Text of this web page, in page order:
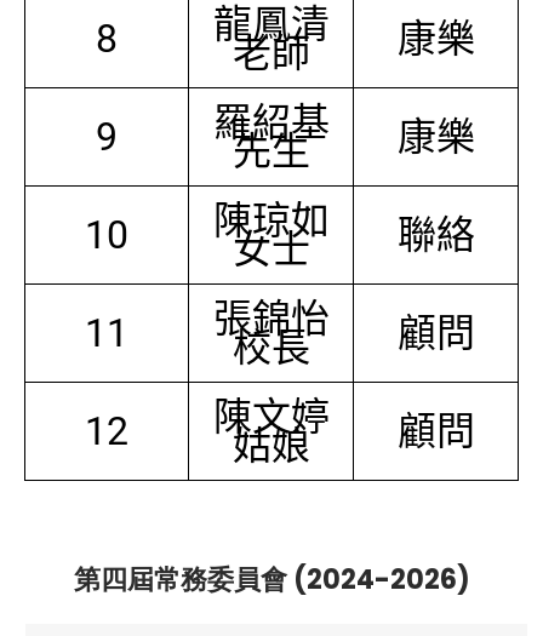
8 龍鳳清
老師 康樂
9 羅紹基
先生 康樂
10 陳琼如
女士 聯絡
11 張錦怡
校長 顧問
12 陳文婷
姑娘 顧問
第四屆常務委員會 (2024-2026)